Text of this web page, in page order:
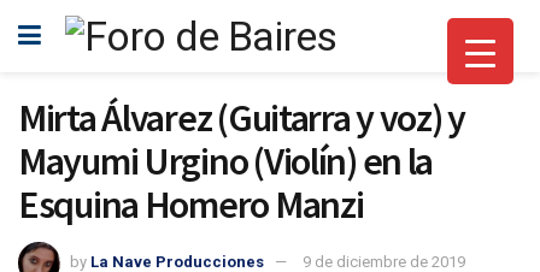
Mirta Álvarez (Guitarra y voz) y
Mayumi Urgino (Violín) en la
Esquina Homero Manzi
by La Nave Producciones 9 de diciembre de 2019